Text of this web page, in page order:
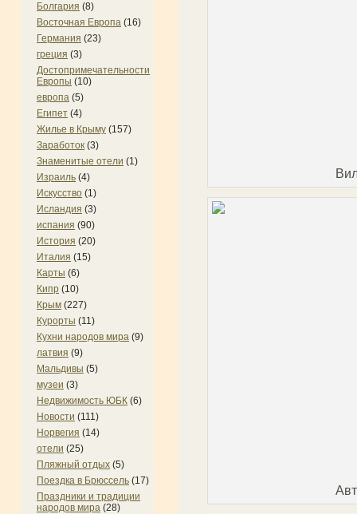
Болгария (8)
Восточная Европа (16)
Германия (23)
греция (3)
Достопримечательности
Европы (10)
европа (5)
Египет (4)
Жилье в Крыму (157)
Заработок (3)
Знаменитые отели (1)
Израиль (4)
Искусство (1)
Исландия (3)
испания (90)
История (20)
Италия (15)
Карты (6)
Кипр (10)
Крым (227)
Курорты (11)
Кухни народов мира (9)
латвия (9)
Мальдивы (5)
музеи (3)
Недвижимость ЮБК (6)
Новости (111)
Норвегия (14)
отели (25)
Пляжный отдых (5)
Поездка в Брюссель (17)
Праздники и традиции
народов мира (28)